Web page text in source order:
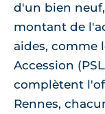
d'un bien
montant de
aides, comme
Accession
complètent
Rennes,